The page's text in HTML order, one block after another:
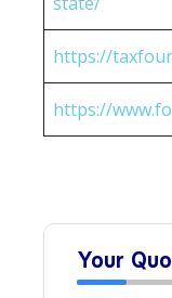
https://
https://